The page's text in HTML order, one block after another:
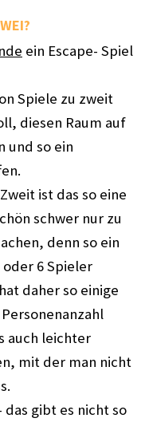
ein Escape- Spiel
Spiele zu zweit
diesen Raum auf
und so ein
ist das so eine
schwer nur zu
denn so ein
oder 6 Spieler
daher so einige
auch leichter
mit der man nicht
das gibt es nicht so